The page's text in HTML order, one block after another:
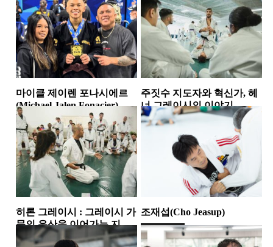
마이클 제이렌 포나시에르
(Michael Jalen Fonacier)
주짓수인물
주짓수 지도자와 혁신가, 헤
너 그레이시의 이야기
주짓수인물
히론 그레이시 : 그레이시 가
문의 유산을 이어가는 지도
자주짓수인물
조재섭(Cho Jeasup)
주짓수인물